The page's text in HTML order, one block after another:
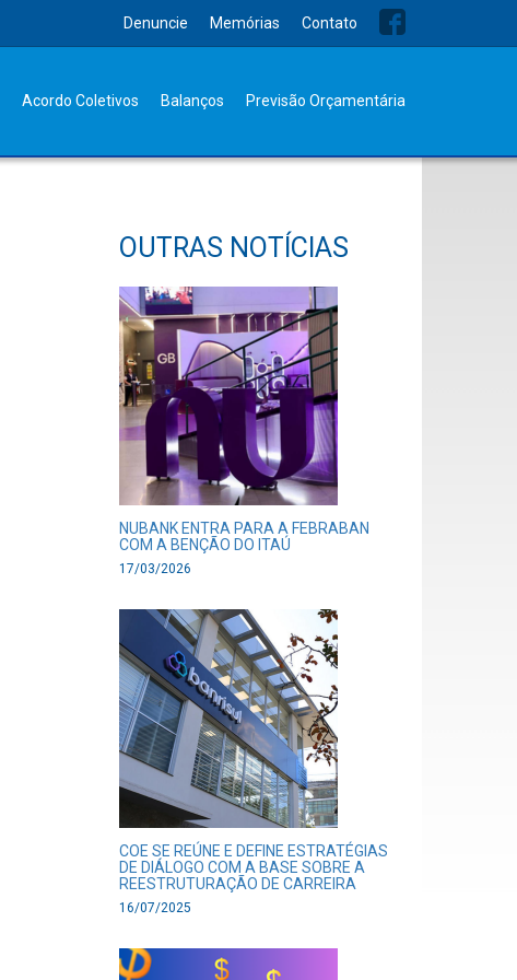
Denuncie Memórias Contato
Acordo Coletivos Balanços Previsão Orçamentária
OUTRAS NOTÍCIAS
NUBANK ENTRA PARA A FEBRABAN
COM A BENÇÃO DO ITAÚ
17/03/2026
COE SE REÚNE E DEFINE ESTRATÉGIAS
DE DIÁLOGO COM A BASE SOBRE A
REESTRUTURAÇÃO DE CARREIRA
16/07/2025